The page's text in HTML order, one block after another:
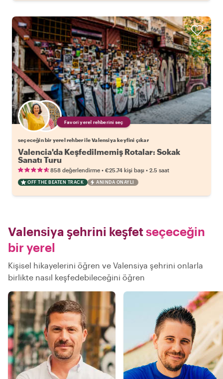
Favori yerel rehberini seç
seçeceğin bir yerel rehber ile Valensiya keyfini çıkar
Valencia'da Keşfedilmemiş Rotalar: Sokak
Sanatı Turu
858 değerlendirme • €25.74 kişi başı • 2.5 saat
OFF THE BEATEN TRACK ANINDA ONAYLI
Valensiya şehrini keşfetseçeceğin
bir yerel
Kişisel hikayelerini öğren ve Valensiya şehrini onlarla
birlikte nasıl keşfedebileceğini öğren